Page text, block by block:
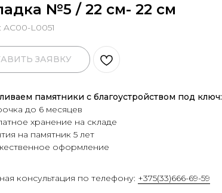
№5 / 22 см- 22 см
AC00-L0051
ЗАЯВКУ
памятники с благоустройством под ключ:
до 6 месяцев
хранение на складе
на памятник 5 лет
оформление
консультация по телефону: +375(33)666-69-59